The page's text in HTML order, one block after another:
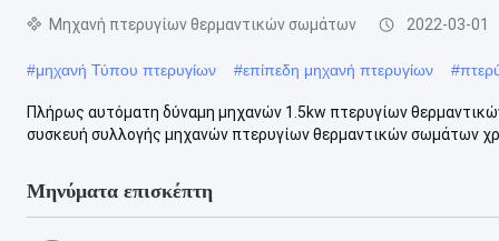
Μηχανή πτερυγίων θερμαντικών σωμάτων 2022-03-01
#μηχανή Τύπου πτερυγίων #επίπεδη μηχανή πτερυγίων #
Πλήρως αυτόματη δύναμη μηχανών 1.5kw πτερυγίων
συσκευή συλλογής μηχανών πτερυγίων θερμαντικών σωμάτων
Μηνύματα επισκέπτη